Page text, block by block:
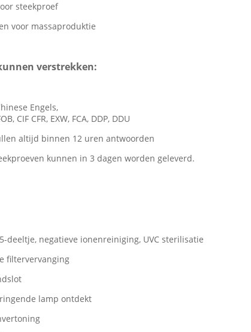
steekproef
massaproduktie
verstrekken:
Engels,
CIF CFR, EXW, FCA, DDP, DDU
altijd binnen 12 uren antwoorden
kunnen in 3 dagen worden geleverd.
deeltje, negatieve ionenreiniging, UVC sterilisatie
filtervervanging
lamp ontdekt